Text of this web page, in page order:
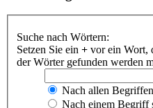
Suche nach Wörtern:
Setzen Sie ein + vor ein Wort,
der Wörter gefunden werden
Nach allen
Nach einem Begriff